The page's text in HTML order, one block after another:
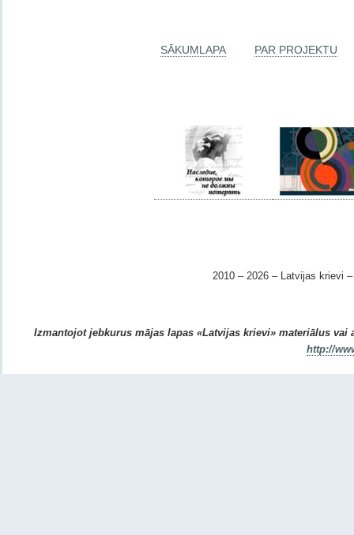
SĀKUMLAPA PAR PROJEKTU
2010 – 2026 – Latvijas krievi –
Izmantojot jebkurus mājas lapas «Latvijas krievi» materiālus
http://